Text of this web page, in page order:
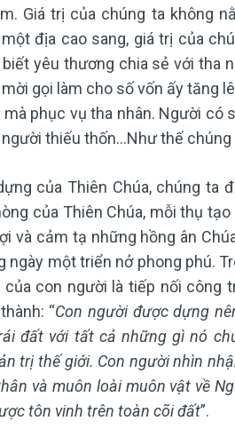
Giá trị của chúng ta không
địa cao sang, giá trị của
yêu thương chia sẻ với tha
gọi làm cho số vốn ấy tăng
phục vụ tha nhân. Người có
thiếu thốn...Như thế
của Thiên Chúa, chúng ta
của Thiên Chúa, mỗi thụ
và cảm tạ những hồng ân
ngày một triển nở phong phú.
con người là tiếp nối công
“Con người được dựng
đất với tất cả những gì nó
trị thế giới. Con người nhìn
và muôn loài muôn vật về
tôn vinh trên toàn cõi đất”.